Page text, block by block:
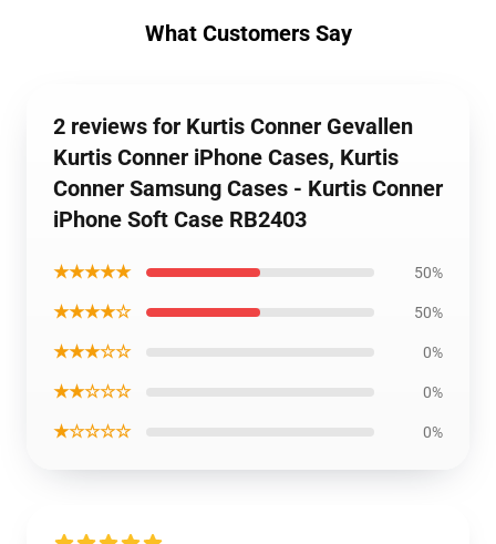
What Customers Say
2 reviews for Kurtis Conner Gevallen
Kurtis Conner iPhone Cases, Kurtis
Conner Samsung Cases - Kurtis Conner
iPhone Soft Case RB2403
★★★★★ 50%
★★★★☆ 50%
★★★☆☆ 0%
★★☆☆☆ 0%
★☆☆☆☆ 0%